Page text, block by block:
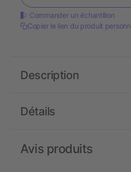
Commander un échantillon
Copier le lien du produit
Détails
Description
Avis produits